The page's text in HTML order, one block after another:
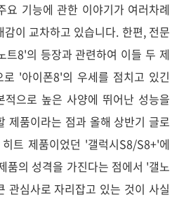
요 기능에 관한 이야기가 여러차례
이 교차하고 있습니다. 한편, 전문
트8'의 등장과 관련하여 이들 두 제
'아이폰8'의 우세를 점치고 있긴
으로 높은 사양에 뛰어난 성능을
제품이라는 점과 올해 상반기 글로
트 제품이었던 '갤럭시S8/S8+'에
품의 성격을 가진다는 점에서 '갤노
관심사로 자리잡고 있는 것이 사실